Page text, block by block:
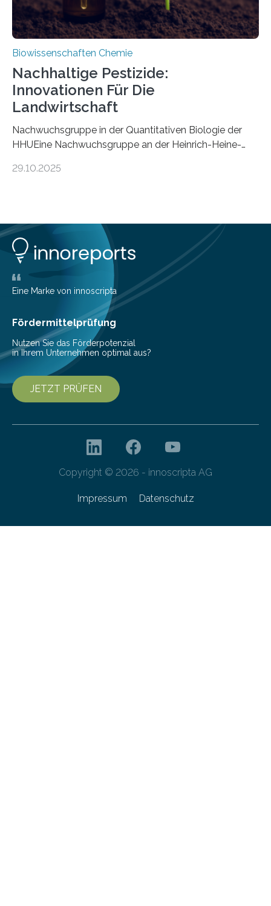
Biowissenschaften Chemie
Nachhaltige Pestizide:
Innovationen Für Die
Landwirtschaft
Nachwuchsgruppe in der Quantitativen Biologie der
HHUEine Nachwuchsgruppe an der Heinrich-Heine-
fünf Jahren erforschen, wie Bakterien auf
Insektenblume. Das Bundesministerium für Forschung,
Technologie und Raumfahrt (BMFTR) fördert das
Projekt im Rahmen der Nationalen
Bioökonomiestrategie mit rund 2,7 Millionen Euro.
Pestizide sind äußerst wichtig, um die globale
Ernährung zu sichern. Ohne sie besteht die weltweite
Gefahr erheblicher…
29.10.2025
Eine Marke von innoscripta
Fördermittelprüfung
Nutzen Sie das Förderpotenzial
in Ihrem Unternehmen optimal aus?
JETZT PRÜFEN
Copyright © 2026 - innoscripta AG
Impressum Datenschutz